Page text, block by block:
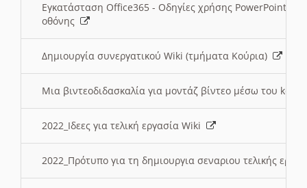
Εγκατάσταση Office365 - Οδηγίες χρήσης PowerPoint
οθόνης
Δημιουργία συνεργατικού Wiki (τμήματα Κούρια)
Μια βιντεοδιδασκαλία για μοντάζ βίντεο μέσω του
2022_Ιδεες για τελική εργασία Wiki
2022_Πρότυπο για τη δημιουργια σεναριου τελικής